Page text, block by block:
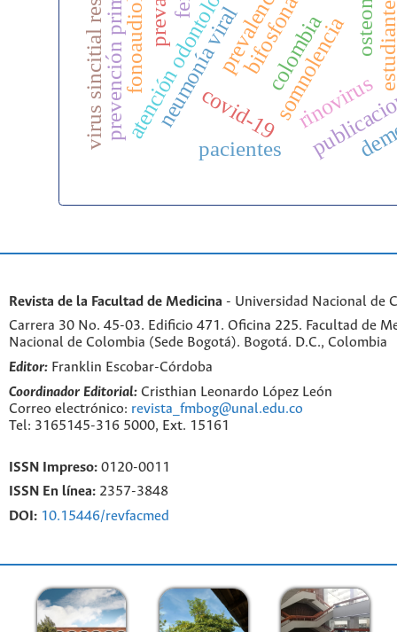
bifosfonatos
atención odontológica
prevención primaria somnolencia
covid-19 rinovirus
neumonía viral colombia
pacientes
prevalencia
Revista de la Facultad de Medicina - Universidad Nacional de
Carrera 30 No. 45-03. Edificio 471. Oficina 225. Facultad de
Nacional de Colombia (Sede Bogotá). Bogotá. D.C., Colombia
Editor: Franklin Escobar-Córdoba
Coordinador Editorial: Cristhian Leonardo López León
Correo electrónico: revista_fmbog@unal.edu.co
Tel: 3165145-316 5000, Ext. 15161
ISSN Impreso: 0120-0011
ISSN En línea: 2357-3848
DOI: 10.15446/revfacmed